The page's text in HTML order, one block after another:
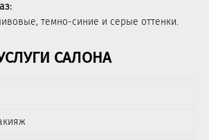
темно-синие и серые оттенки.
САЛОНА